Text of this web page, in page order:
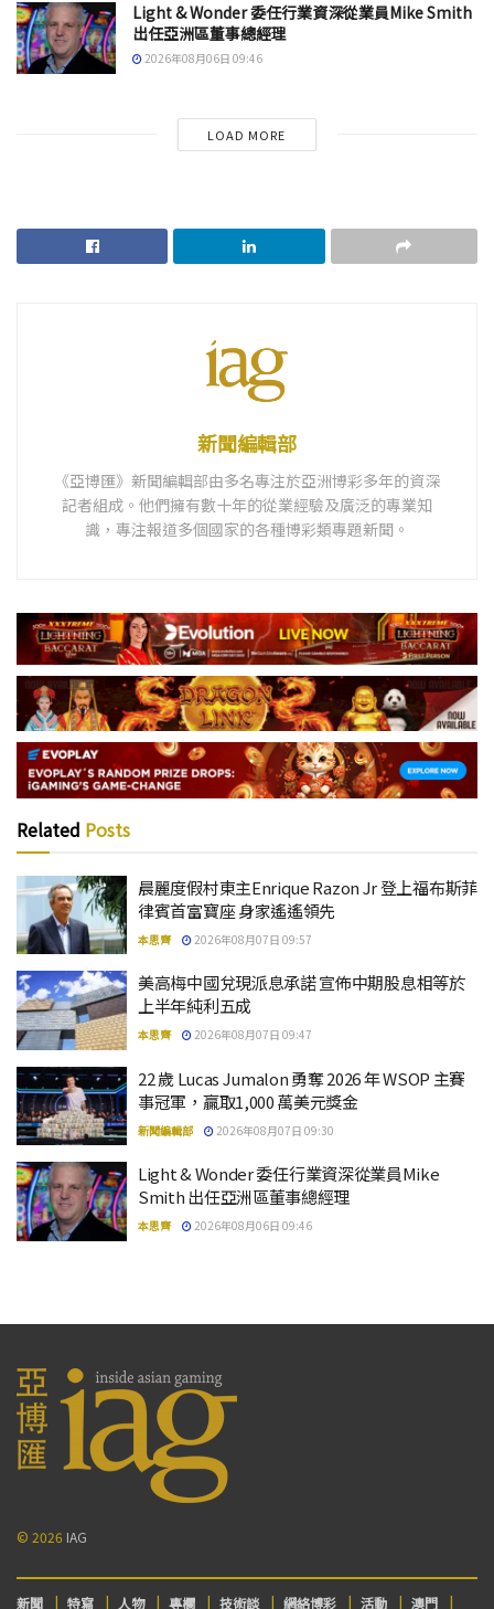
Light & Wonder 委任行業資深從業員Mike Smith
出任亞洲區董事總經理
2026年08月06日 09:46
LOAD MORE
新聞編輯部
《亞博匯》新聞編輯部由多名專注於亞洲博彩多年的資深
記者組成。他們擁有數十年的從業經驗及廣泛的專業知
識，專注報道多個國家的各種博彩類專題新聞。
Related Posts
晨麗度假村東主Enrique Razon Jr 登上福布斯菲
律賓首富寶座 身家遙遙領先
本思齊 2026年08月07日 09:57
美高梅中國兌現派息承諾 宣佈中期股息相等於
上半年純利五成
本思齊 2026年08月07日 09:47
22 歲 Lucas Jumalon 勇奪 2026 年 WSOP 主賽
事冠軍，贏取1,000 萬美元獎金
新聞編輯部 2026年08月07日 09:30
Light & Wonder 委任行業資深從業員Mike
Smith 出任亞洲區董事總經理
本思齊 2026年08月06日 09:46
© 2026 IAG
新聞 特寫 人物 專欄 技術談 網絡博彩 活動 澳門